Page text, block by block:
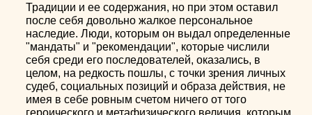
Традиции и ее содержания, но при этом оставил
после себя довольно жалкое персональное
наследие. Люди, которым он выдал определенные
"мандаты" и "рекомендации", которые числили
себя среди его последователей, оказались, в
целом, на редкость пошлы, с точки зрения личных
судеб, социальных позиций и образа действия, не
имея в себе ровным счетом ничего от того